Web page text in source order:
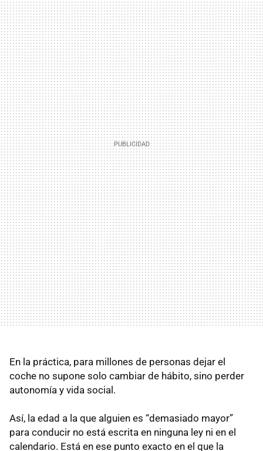
En la práctica, para millones de personas dejar el
coche no supone solo cambiar de hábito, sino perder
autonomía y vida social.
Así, la edad a la que alguien es “demasiado mayor”
para conducir no está escrita en ninguna ley ni en el
calendario. Está en ese punto exacto en el que la